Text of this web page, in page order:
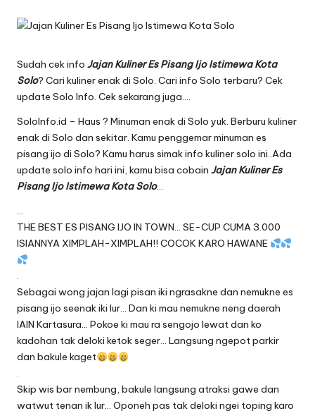
Sudah cek info Jajan Kuliner Es Pisang Ijo Istimewa Kota
Solo? Cari kuliner enak di Solo. Cari info Solo terbaru? Cek
update Solo Info. Cek sekarang juga….
SoloInfo.id – Haus ? Minuman enak di Solo yuk. Berburu kuliner
enak di Solo dan sekitar. Kamu penggemar minuman es
pisang ijo di Solo? Kamu harus simak info kuliner solo ini..Ada
update solo info hari ini, kamu bisa cobain Jajan Kuliner Es
Pisang Ijo Istimewa Kota Solo…
…
THE BEST ES PISANG IJO IN TOWN… SE-CUP CUMA 3.000
ISIANNYA XIMPLAH-XIMPLAH!! COCOK KARO HAWANE
.
Sebagai wong jajan lagi pisan iki ngrasakne dan nemukne es
pisang ijo seenak iki lur… Dan ki mau nemukne neng daerah
IAIN Kartasura… Pokoe ki mau ra sengojo lewat dan ko
kadohan tak deloki ketok seger… Langsung ngepot parkir
dan bakule kaget
.
Skip wis bar nembung, bakule langsung atraksi gawe dan
watwut tenan ik lur… Oponeh pas tak deloki ngei toping karo